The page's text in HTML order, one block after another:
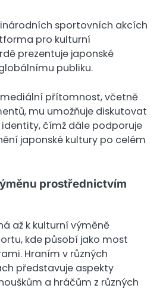
sportovních akcích
pro kulturní
prezentuje japonské
publiku.
mediální přítomnost, včetně
mu umožňuje diskutovat
čímž dále podporuje
japonské kultury po celém
prostřednictvím
až k kulturní výměně
kde působí jako most
Hraním v různých
představuje aspekty
a hráčům z různých